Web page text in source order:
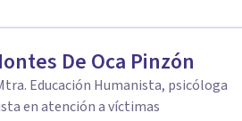
De Oca Pinzón
Educación Humanista, psicóloga
en atención a víctimas